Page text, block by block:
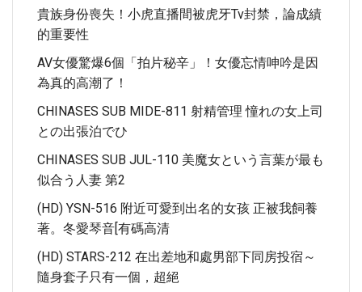
貴族身份喪失！小虎直播間被虎牙tv封禁，論成績
的重要性
AV女優驚爆6個「拍片秘辛」！女優忘情呻吟是因
為真的高潮了！
CHINASES SUB MIDE-811 射精管理 憧れの女上司
との出張泊でひ
CHINASES SUB JUL-110 美魔女という言葉が最も
似合う人妻 第2
(HD) YSN-516 附近可愛到出名的女孩 正被我飼養
著。冬愛琴音[有碼高清
(HD) STARS-212 在出差地和處男部下同房投宿～
隨身套子只有一個，超絕